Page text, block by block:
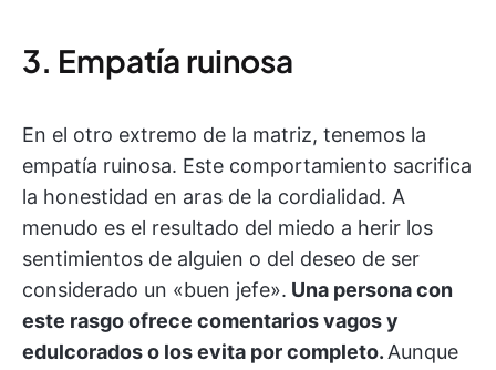
3. Empatía ruinosa
En el otro extremo de la matriz, tenemos la
empatía ruinosa. Este comportamiento sacrifica
la honestidad en aras de la cordialidad. A
menudo es el resultado del miedo a herir los
sentimientos de alguien o del deseo de ser
considerado un «buen jefe». Una persona con
este rasgo ofrece comentarios vagos y
edulcorados o los evita por completo. Aunque